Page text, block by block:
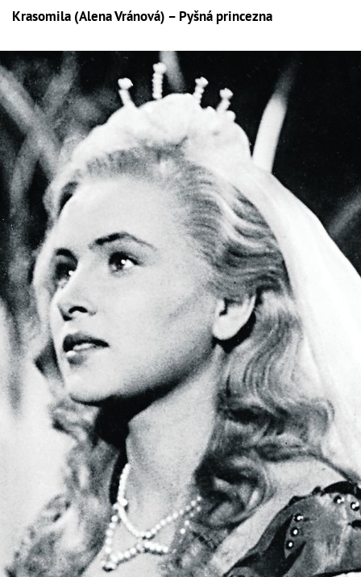
Krasomila (Alena Vránová) – Pyšná princezna